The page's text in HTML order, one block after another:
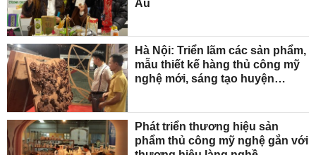
Âu
Hà Nội: Triển lãm các sản phẩm,
mẫu thiết kế hàng thủ công mỹ
nghệ mới, sáng tạo huyện
Phát triển thương hiệu sản
phẩm thủ công mỹ nghệ gắn với